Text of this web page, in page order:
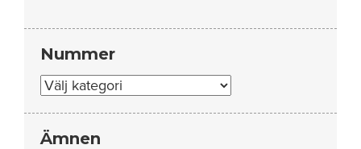
Nummer
Nummer
Ämnen